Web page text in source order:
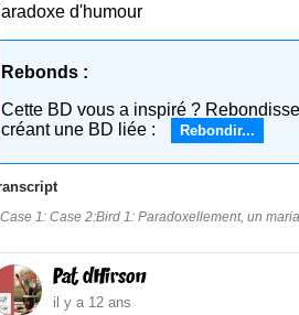
d'humour
Rebonds :
Cette BD vous a inspiré ?
créant une BD liée :
Rebondir...
Case 1: Case 2:Bird 1: Paradoxellement, un
Pat dHirson
il y a 12 ans